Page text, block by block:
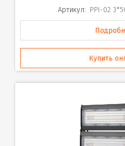
Артикул: PPI-02
Купить